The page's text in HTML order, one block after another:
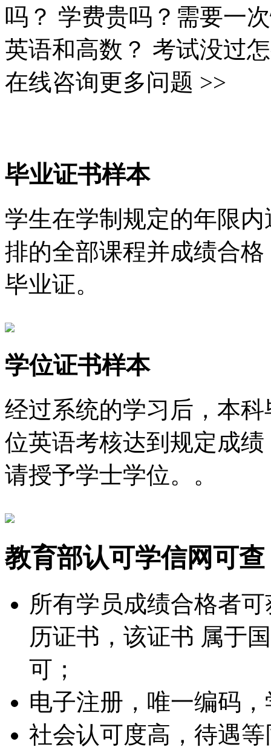
吗？ 学费贵吗？需要一
英语和高数？ 考试没过
在线咨询更多问题 >>
毕业证书样本
学生在学制规定的年限
排的全部课程并成绩合
毕业证。
学位证书样本
经过系统的学习后，本
位英语考核达到规定成
请授予学士学位。。
教育部认可学信网可查
所有学员成绩合格者
历证书，该证书 属于
可；
电子注册，唯一编码
社会认可度高，待遇